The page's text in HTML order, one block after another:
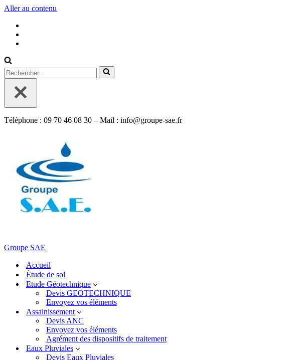
Aller au contenu
Rechercher...
Téléphone : 09 70 46 08 30 – Mail : info@groupe-sae.fr
Groupe SAE
Accueil
Étude de sol
Etude Géotechnique
Devis GEOTECHNIQUE
Envoyez vos éléments
Assainissement
Devis ANC
Envoyez vos éléments
Agrément des dispositifs de traitement
Eaux Pluviales
Devis Eaux Pluviales